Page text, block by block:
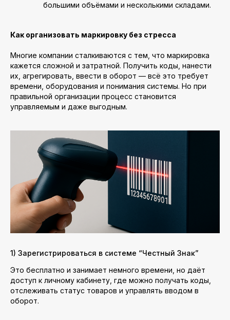
большими объёмами и несколькими складами.
Как организовать маркировку без стресса
Многие компании сталкиваются с тем, что маркировка
кажется сложной и затратной. Получить коды, нанести
их, агрегировать, ввести в оборот — всё это требует
времени, оборудования и понимания системы. Но при
правильной организации процесс становится
управляемым и даже выгодным.
1) Зарегистрироваться в системе “Честный Знак”
Это бесплатно и занимает немного времени, но даёт
доступ к личному кабинету, где можно получать коды,
отслеживать статус товаров и управлять вводом в
оборот.